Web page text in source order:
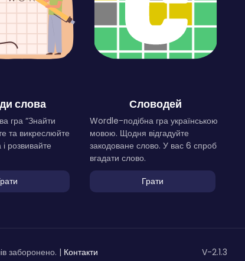
слова
гра “Знайти
та викреслюйте
розвивайте
Словодей
Wordle-подібна гра українською
мовою. Щодня відгадуйте
закодоване слово. У вас 6 спроб
вгадати слово.
Грати
заборонено. | Контакти V-2.1.3